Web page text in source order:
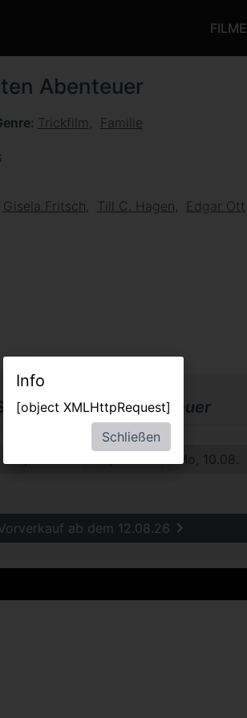
FILME
Abenteuer
Trickfilm
Familie
Gisela Fritsch Till C. Hagen Edgar Ott
schönsten Abenteuer
Mo, 10.08.
ab dem 12.08.26
Info
[object XMLHttpRequest]
Schließen